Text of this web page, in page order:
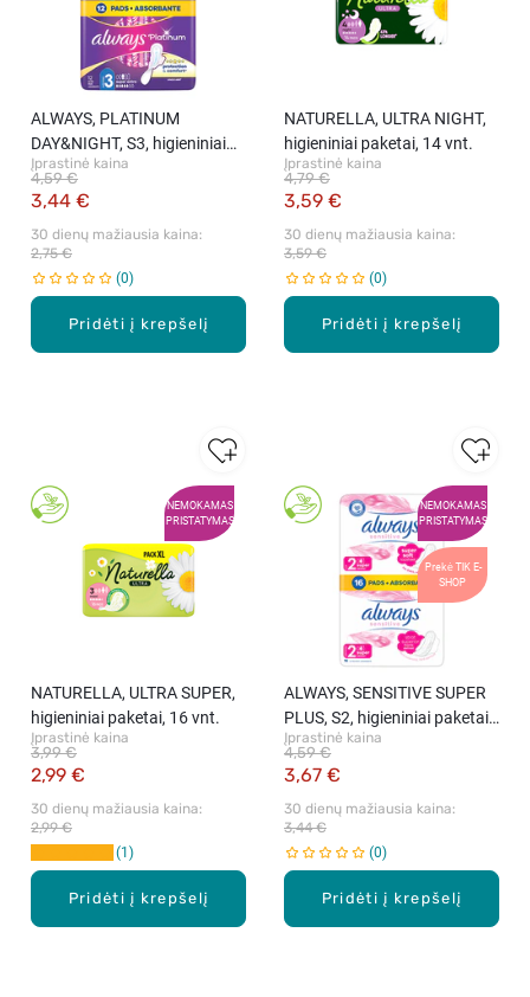
Pridėti į krepšelį
ALWAYS, PLATINUM
DAY&NIGHT, S3, higieniniai
paketai, 12 vnt.
Įprastinė kaina
3,44 €
4,59 €
30 dienų mažiausia kaina:
2,75 €
0
Pridėti į krepšelį
NATURELLA, ULTRA NIGHT,
higieniniai paketai, 14 vnt.
Įprastinė kaina
3,59 €
4,79 €
30 dienų mažiausia kaina:
3,59 €
0
NEMOKAMAS
PRISTATYMAS
Pridėti į krepšelį
NATURELLA, ULTRA SUPER,
higieniniai paketai, 16 vnt.
Įprastinė kaina
2,99 €
3,99 €
30 dienų mažiausia kaina:
2,99 €
1
NEMOKAMAS
PRISTATYMAS
Prekė TIK E-
SHOP
Pridėti į krepšelį
ALWAYS, SENSITIVE SUPER
PLUS, S2, higieniniai paketai,
16 vnt.
Įprastinė kaina
3,67 €
4,59 €
30 dienų mažiausia kaina:
3,44 €
0